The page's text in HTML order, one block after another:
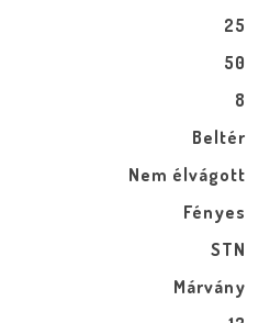
25
50
8
Beltér
Nem élvágott
Fényes
STN
Márvány